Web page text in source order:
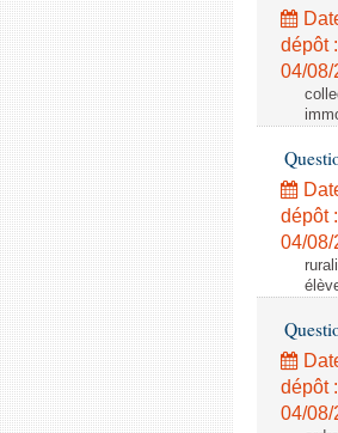
dépôt :
04/08/
dépôt :
04/08/
dépôt :
04/08/